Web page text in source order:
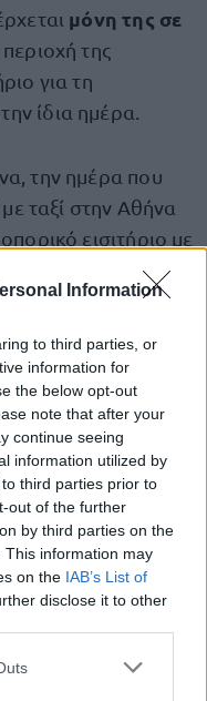
Information
to third parties, or
information for
the below opt-out
note that after your
continue seeing
information utilized by
third parties prior to
out of the further
by third parties on the
This information may
on the IAB’s List of
disclose it to other
one or more Google
μόνη της σε
της
για τη
ίδια ημέρα.
την ημέρα που
ταξί στην Αθήνα
εισιτήριο με
ότι τελικός της
σε
σας
πιο Εύκολη